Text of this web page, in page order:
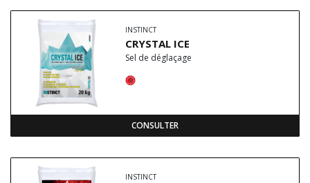
INSTINCT
CRYSTAL ICE
Sel de déglaçage
CONSULTER
INSTINCT